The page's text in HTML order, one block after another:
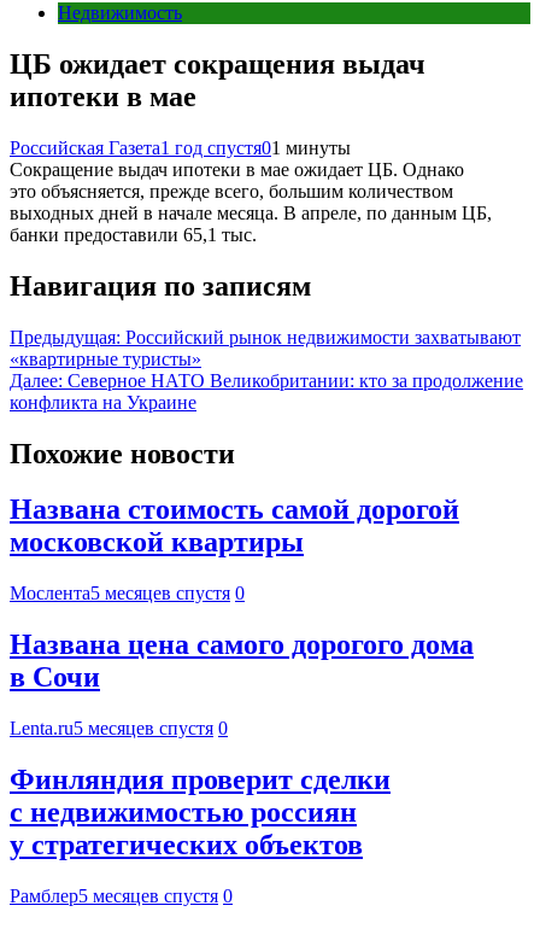
Недвижимость
ЦБ ожидает сокращения выдач
ипотеки в мае
Российская Газета1 год спустя01 минуты
Сокращение выдач ипотеки в мае ожидает ЦБ. Однако
это объясняется, прежде всего, большим количеством
выходных дней в начале месяца. В апреле, по данным ЦБ,
банки предоставили 65,1 тыс.
Навигация по записям
Предыдущая: Российский рынок недвижимости захватывают
«квартирные туристы»
Далее: Северное НАТО Великобритании: кто за продолжение
конфликта на Украине
Похожие новости
Названа стоимость самой дорогой
московской квартиры
Мослента5 месяцев спустя 0
Названа цена самого дорогого дома
в Сочи
Lenta.ru5 месяцев спустя 0
Финляндия проверит сделки
с недвижимостью россиян
у стратегических объектов
Рамблер5 месяцев спустя 0